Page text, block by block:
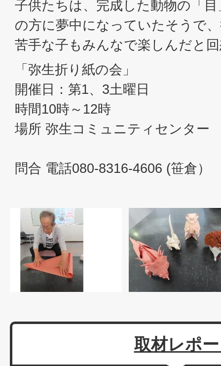
子供たちは、完成した動物の「
の方に夢中になっていたそうで
苦手な子もみんなで楽しんだと
「弥生折り紙の会」
開催日：第1、3土曜日
時間10時～12時
場所 弥生コミュニ
問合 電話080-8316-4606 (笹倉）
取材レポ